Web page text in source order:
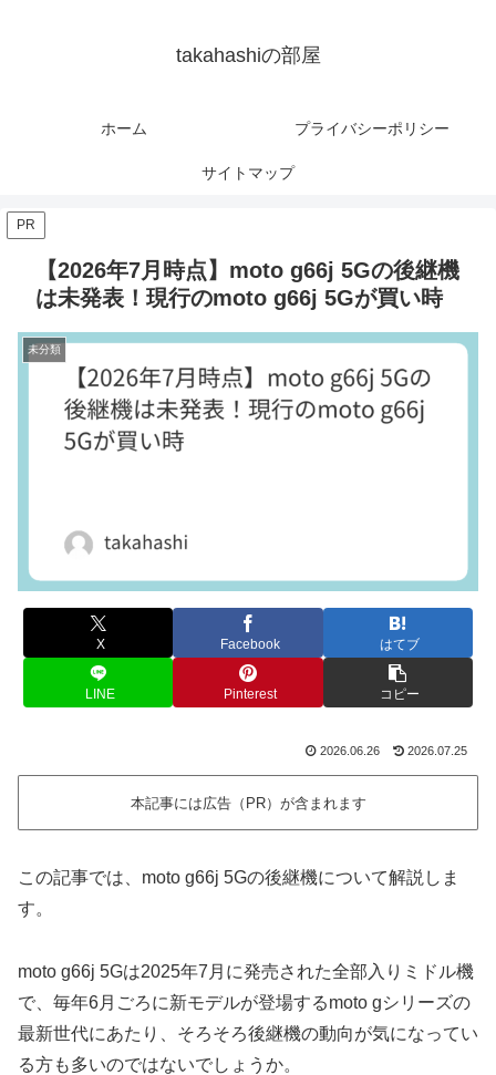
takahashiの部屋
ホーム プライバシーポリシー
サイトマップ
PR
【2026年7月時点】moto g66j 5Gの後継機
は未発表！現行のmoto g66j 5Gが買い時
未分類
X Facebook はてブ
LINE Pinterest コピー
2026.06.26 2026.07.25
本記事には広告（PR）が含まれます
この記事では、moto g66j 5Gの後継機について解説しま
す。
moto g66j 5Gは2025年7月に発売された全部入りミドル機
で、毎年6月ごろに新モデルが登場するmoto gシリーズの
最新世代にあたり、そろそろ後継機の動向が気になってい
る方も多いのではないでしょうか。